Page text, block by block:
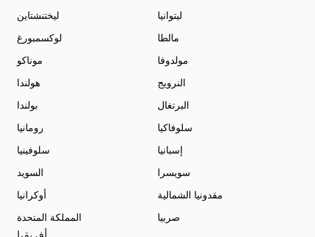
ليختنشتاين
ليتوانيا
لوكسمبورغ
مالطا
موناكو
مولدوفا
هولندا
النرويج
بولندا
البرتغال
رومانيا
سلوفاكيا
سلوفينيا
إسبانيا
السويد
سويسرا
أوكرانيا
مقدونيا الشمالية
المملكة المتحدة
صربيا